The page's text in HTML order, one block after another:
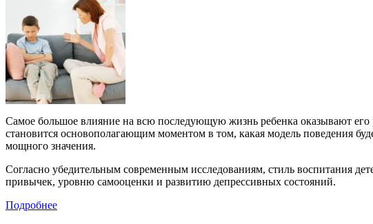
Самое большое влияние на всю последующую жизнь ребенка оказывают
становится основополагающим моментом в том, какая модель поведения
мощного значения.
Согласно убедительным современным исследованиям, стиль воспитания
привычек, уровню самооценки и развитию депрессивных состояний.
Подробнее